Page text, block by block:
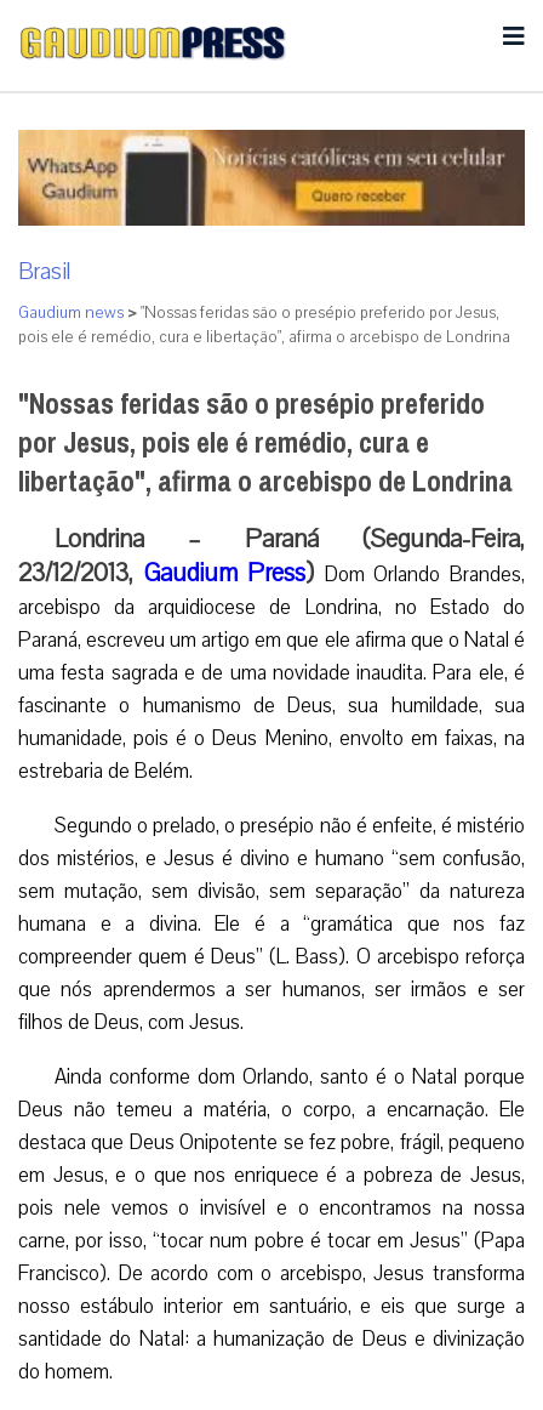
Brasil
Gaudium news >"Nossas feridas são o presépio preferido por Jesus,
pois ele é remédio, cura e libertação", afirma o arcebispo de Londrina
"Nossas feridas são o presépio preferido
por Jesus, pois ele é remédio, cura e
libertação", afirma o arcebispo de Londrina
Londrina – Paraná (Segunda-Feira,
23/12/2013, Gaudium Press) Dom Orlando Brandes,
arcebispo da arquidiocese de Londrina, no Estado do
Paraná, escreveu um artigo em que ele afirma que o Natal é
uma festa sagrada e de uma novidade inaudita. Para ele, é
fascinante o humanismo de Deus, sua humildade, sua
humanidade, pois é o Deus Menino, envolto em faixas, na
estrebaria de Belém.
Segundo o prelado, o presépio não é enfeite, é mistério
dos mistérios, e Jesus é divino e humano “sem confusão,
sem mutação, sem divisão, sem separação” da natureza
humana e a divina. Ele é a “gramática que nos faz
compreender quem é Deus” (L. Bass). O arcebispo reforça
que nós aprendermos a ser humanos, ser irmãos e ser
filhos de Deus, com Jesus.
Ainda conforme dom Orlando, santo é o Natal porque
Deus não temeu a matéria, o corpo, a encarnação. Ele
destaca que Deus Onipotente se fez pobre, frágil, pequeno
em Jesus, e o que nos enriquece é a pobreza de Jesus,
pois nele vemos o invisível e o encontramos na nossa
carne, por isso, “tocar num pobre é tocar em Jesus” (Papa
Francisco). De acordo com o arcebispo, Jesus transforma
nosso estábulo interior em santuário, e eis que surge a
santidade do Natal: a humanização de Deus e divinização
do homem.